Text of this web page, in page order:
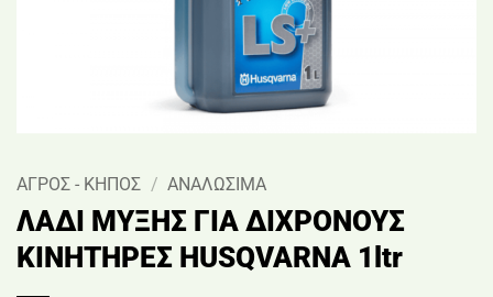
ΑΓΡΟΣ - ΚΗΠΟΣ / ΑΝΑΛΩΣΙΜΑ
ΛΑΔΙ ΜΥΞΗΣ ΓΙΑ ΔΙΧΡΟΝΟΥΣ
ΚΙΝΗΤΗΡΕΣ HUSQVARNA 1ltr